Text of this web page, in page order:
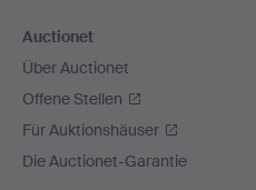
Auctionet
Über Auctionet
Offene Stellen
Für Auktionshäuser
Die Auctionet-Garantie